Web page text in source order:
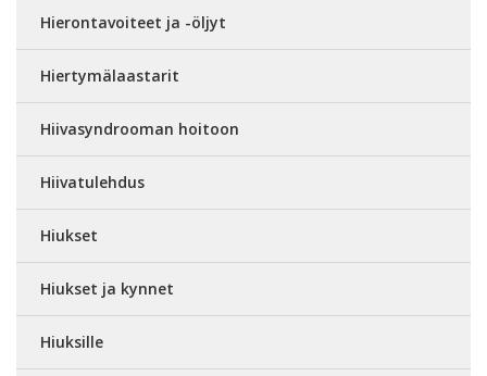
Hierontavoiteet ja -öljyt
Hiertymälaastarit
Hiivasyndrooman hoitoon
Hiivatulehdus
Hiukset
Hiukset ja kynnet
Hiuksille